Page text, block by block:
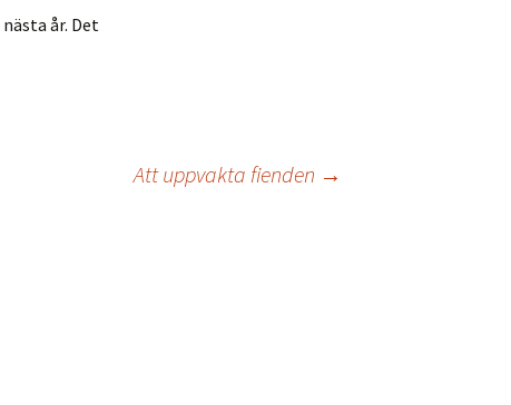
nästa år. Det
Att uppvakta fienden →